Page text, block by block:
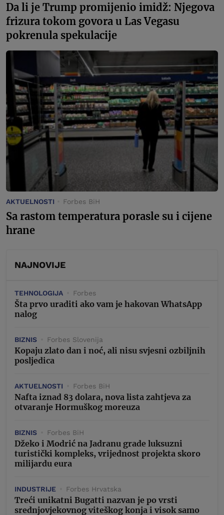
Da li je Trump promijenio imidž: Njegova
frizura tokom govora u Las Vegasu
pokrenula spekulacije
AKTUELNOSTI Forbes BiH
Sa rastom temperatura porasle su i cijene
hrane
NAJNOVIJE
TEHNOLOGIJA Forbes
Šta prvo uraditi ako vam je hakovan WhatsApp
nalog
BIZNIS Forbes Slovenija
Kopaju zlato dan i noć, ali nisu svjesni ozbiljnih
posljedica
AKTUELNOSTI Forbes BiH
Nafta iznad 83 dolara, nova lista zahtjeva za
otvaranje Hormuškog moreuza
BIZNIS Forbes BiH
Džeko i Modrić na Jadranu grade luksuzni
turistički kompleks, vrijednost projekta skoro
milijardu eura
INDUSTRIJE Forbes Hrvatska
Treći unikatni Bugatti nazvan je po vrsti
srednjovjekovnog viteškog konja i visok samo